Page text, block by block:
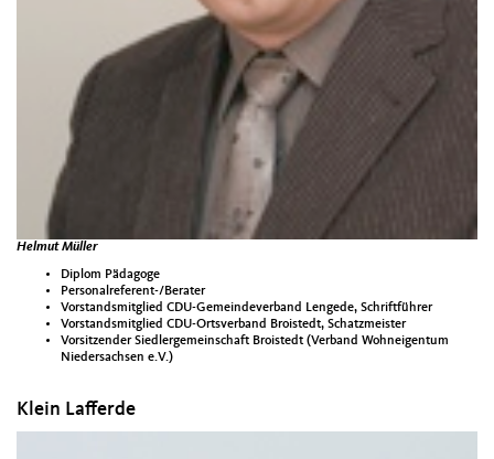
Helmut Müller
Diplom Pädagoge
Personalreferent-/Berater
Vorstandsmitglied CDU-Gemeindeverband Lengede, Schriftführer
Vorstandsmitglied CDU-Ortsverband Broistedt, Schatzmeister
Vorsitzender Siedlergemeinschaft Broistedt (Verband Wohneigentum
Niedersachsen e.V.)
Klein Lafferde